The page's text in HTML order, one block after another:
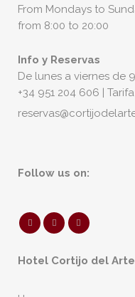
From Mondays to
from 8:00 to 20:00
Info y Reservas
De lunes a viernes de
+34 951 204 606 |
Follow us on:
Hotel Cortijo del Arte